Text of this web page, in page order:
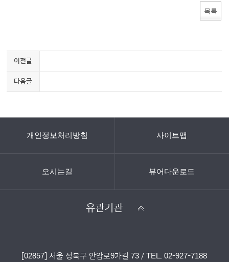
목록
이전글
다음글
개인정보처리방침 사이트맵
오시는길 뷰어다운로드
유관기관
[02857] 서울 성북구 안암로9가길 73 / TEL. 02-927-7188